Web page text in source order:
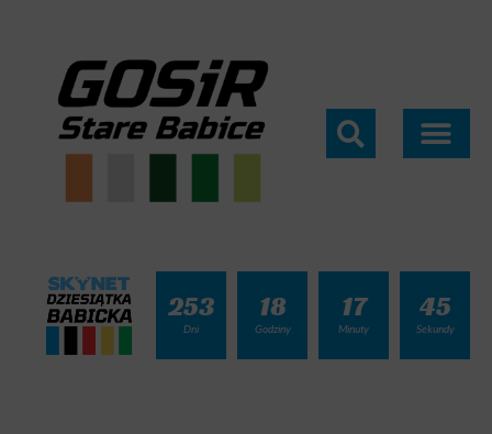
253
Dni
18
Godziny
17
Minuty
44
Sekundy